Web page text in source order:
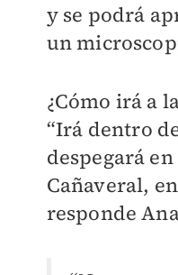
y se podrá
un
¿Cómo irá a
“Irá dentro
despegará
Cañaveral,
responde